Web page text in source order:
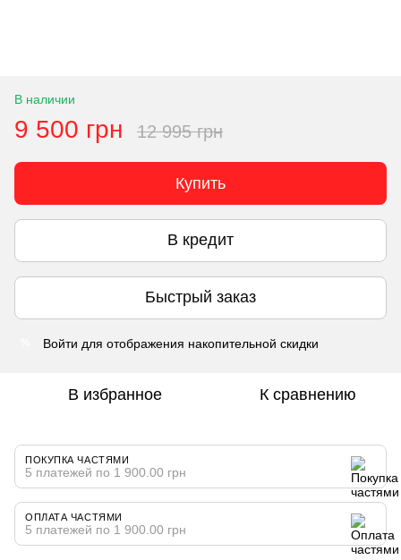
В наличии
9 500 грн 12 995 грн
Купить
В кредит
Быстрый заказ
Войти для отображения накопительной скидки
В избранное К сравнению
ПОКУПКА ЧАСТЯМИ
5 платежей по 1 900.00 грн
ОПЛАТА ЧАСТЯМИ
5 платежей по 1 900.00 грн